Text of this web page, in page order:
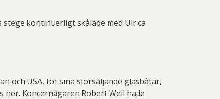
stege kontinuerligt skålade med Ulrica
och USA, för sina storsäljande glasbåtar,
Koncernägaren Robert Weil hade